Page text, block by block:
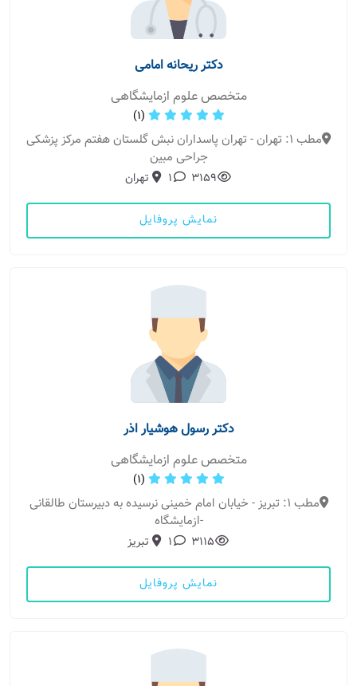
دکتر ریحانه امامی
متخصص علوم ازمایشگاهی
(1)
مطب 1: تهران - تهران پاسداران نبش گلستان هفتم مرکز پزشکی
جراحی مبین
3159
1 تهران
نمایش پروفایل
دکتر رسول هوشیار اذر
متخصص علوم ازمایشگاهی
(1)
مطب 1: تبریز - خیابان امام خمینی نرسیده به دبیرستان طالقانی
-ازمایشگاه
3115
1 تبریز
نمایش پروفایل